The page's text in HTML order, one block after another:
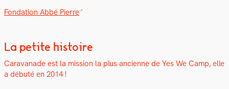
Fon­da­tion Abbé Pierre
La petite histoire
Car­a­vanade est la mis­sion la plus anci­enne de Yes We Camp, elle
a débuté en 2014 !